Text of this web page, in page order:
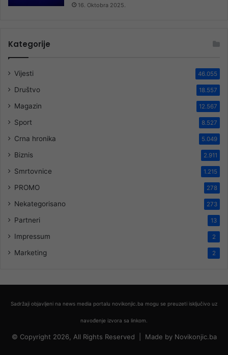
16. Oktobra 2025.
Kategorije
Vijesti 46.055
Društvo 18.557
Magazin 12.567
Sport 8.527
Crna hronika 5.049
Biznis 2.911
Smrtovnice 1.215
PROMO 278
Nekategorisano 273
Partneri 13
Impressum 2
Marketing 2
Sadržaji objavljeni na news media portalu novikonjic.ba mogu se preuzeti isključivo uz
navođenje izvora sa linkom.
© Copyright 2026, All Rights Reserved | Made by Novikonjic.ba